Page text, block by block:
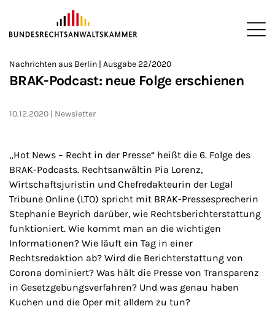
ZUM HAUPTINHALT SPRINGEN
Sie befinden sich hier:
>
Startseite
>
Newsroom
>
Newsletter
>
Nachrichten aus Berlin
Nachrichten aus Berlin | Ausgabe 22/2020
BRAK-Podcast: neue Folge erschienen
10.12.2020 Newsletter
„Hot News – Recht in der Presse“ heißt die 6. Folge des
BRAK-Podcasts. Rechtsanwältin Pia Lorenz,
Wirtschaftsjuristin und Chefredakteurin der Legal
Tribune Online (LTO) spricht mit BRAK-Pressesprecherin
Stephanie Beyrich darüber, wie Rechtsberichterstattung
funktioniert. Wie kommt man an die wichtigen
Informationen? Wie läuft ein Tag in einer
Rechtsredaktion ab? Wird die Berichterstattung von
Corona dominiert? Was hält die Presse von Transparenz
in Gesetzgebungsverfahren? Und was genau haben
Kuchen und die Oper mit alldem zu tun?